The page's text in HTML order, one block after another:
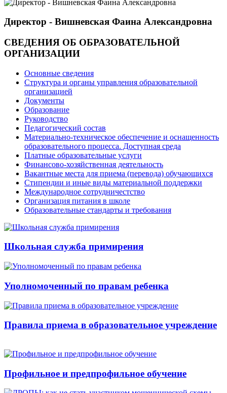
Директор - Вишневская Фаина Александровна
СВЕДЕНИЯ ОБ ОБРАЗОВАТЕЛЬНОЙ
ОРГАНИЗАЦИИ
Основные сведения
Структура и органы управления образовательной
организацией
Документы
Образование
Руководство
Педагогический состав
Материально-техническое обеспечение и оснащенность
образовательного процесса. Доступная среда
Платные образовательные услуги
Финансово-хозяйственная деятельность
Вакантные места для приема (перевода) обучающихся
Стипендии и иные виды материальной поддержки
Международное сотрудничестство
Организация питания в школе
Образовательные стандарты и требования
Школьная служба примирения
Уполномоченный по правам ребенка
Правила приема в образовательное учреждение
Профильное и предпрофильное обучение